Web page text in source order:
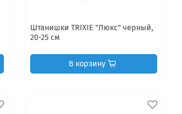
Штанишки TRIXIE "Люкс" черный,
20-25 см
В корзину